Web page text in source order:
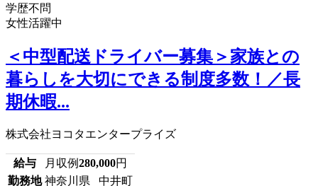
学歴不問
女性活躍中
＜中型配送ドライバー募集＞家族との
暮らしを大切にできる制度多数！／長
期休暇...
株式会社ヨコタエンタープライズ
給与 月収例280,000円
勤務地 神奈川県 中井町